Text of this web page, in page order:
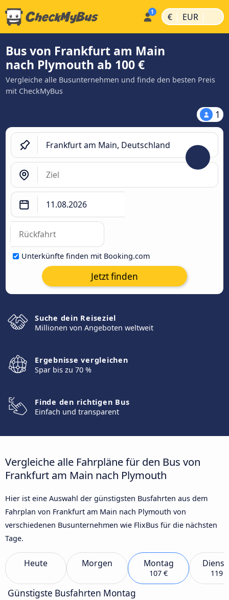
€ | EUR |
Bus von Frankfurt am Main
nach Plymouth ab 100 €
Vergleiche alle Busunternehmen und finde den besten Preis
mit CheckMyBus
1
Unterkünfte finden mit Booking.com
Jetzt finden
Suche dein Reiseziel
Millionen von Angeboten weltweit
Ergebnisse vergleichen
Spar bis zu 70 %
Finde den richtigen Bus
Einfach und transparent
Vergleiche alle Fahrpläne für den Bus von
Frankfurt am Main nach Plymouth
Hier ist eine Auswahl der günstigsten Busfahrten aus dem
Fahrplan von Frankfurt am Main nach Plymouth von
verschiedenen Busunternehmen wie FlixBus für die nächsten
Tage.
Heute Morgen Montag
107 € 119 €
Günstigste Busfahrten Montag